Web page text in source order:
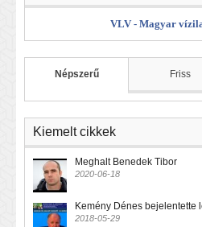
VLV - Magyar
Népszerű Friss
Kiemelt cikkek
Meghalt Benedek Tibor
2020-06-18
Kemény Dénes bejelentette
2018-05-29